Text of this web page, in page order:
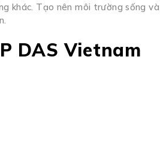
khác. Tạo nên môi trường sống và
DAS Vietnam